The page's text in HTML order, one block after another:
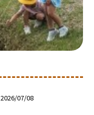
2026/07/08